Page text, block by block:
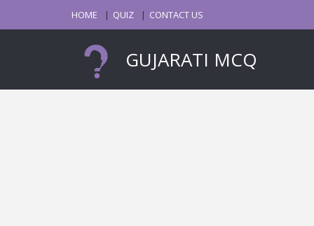
HOME QUIZ CONTACT US
GUJARATI MCQ